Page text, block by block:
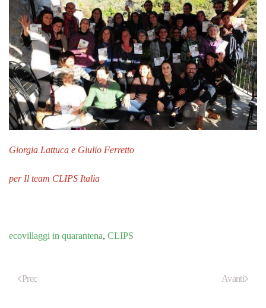
Giorgia Lattuca e Giulio Ferretto
per Il team CLIPS Italia
ecovillaggi in quarantena, CLIPS
Prec Avanti